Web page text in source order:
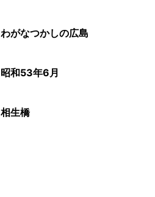
わがなつかしの広島
昭和53年6月
相生橋